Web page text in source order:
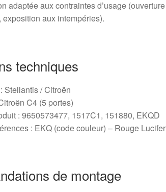
adaptée aux contraintes d’usage (ouverture
exposition aux intempéries).
techniques
Stellantis / Citroën
C4 (5 portes)
: 9650573477, 1517C1, 151880, EKQD
: EKQ (code couleur) – Rouge Lucifer
de montage